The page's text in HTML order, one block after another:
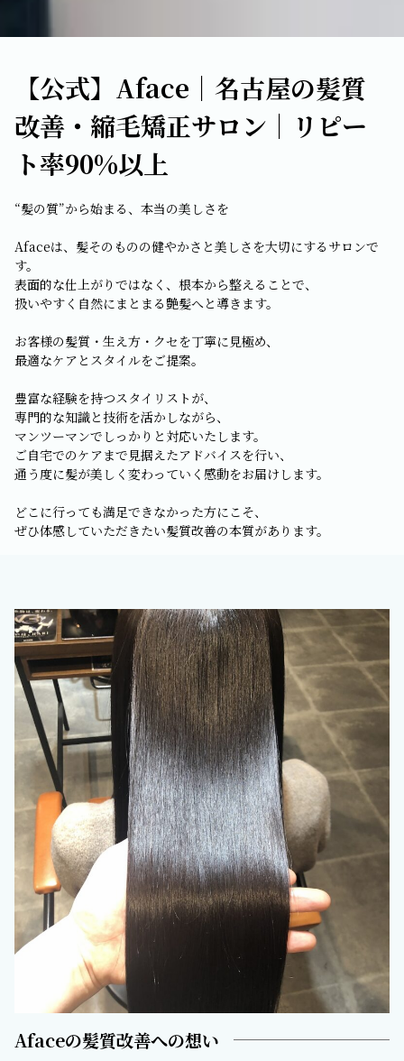
【公式】Aface｜名古屋の髪質
改善・縮毛矯正サロン｜リピー
ト率90%以上
“髪の質”から始まる、本当の美しさを
Afaceは、髪そのものの健やかさと美しさを大切にするサロンで
す。
表面的な仕上がりではなく、根本から整えることで、
扱いやすく自然にまとまる艶髪へと導きます。
お客様の髪質・生え方・クセを丁寧に見極め、
最適なケアとスタイルをご提案。
豊富な経験を持つスタイリストが、
専門的な知識と技術を活かしながら、
マンツーマンでしっかりと対応いたします。
ご自宅でのケアまで見据えたアドバイスを行い、
通う度に髪が美しく変わっていく感動をお届けします。
どこに行っても満足できなかった方にこそ、
ぜひ体感していただきたい髪質改善の本質があります。
Afaceの髪質改善への想い